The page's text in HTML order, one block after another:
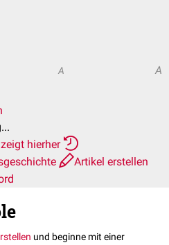
A A
hierher
Artikel erstellen
und beginne mit einer